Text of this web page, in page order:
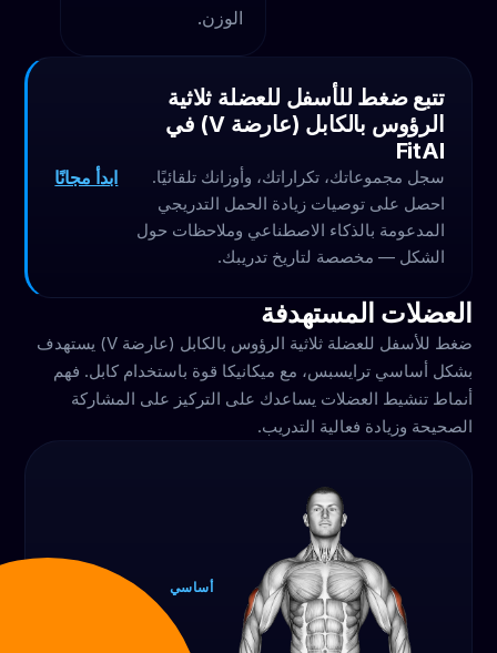
الوزن.
تتبع ضغط للأسفل للعضلة ثلاثية
الرؤوس بالكابل (عارضة V) في
FitAI
سجل مجموعاتك، تكراراتك، وأوزانك تلقائيًا.
احصل على توصيات زيادة الحمل التدريجي
المدعومة بالذكاء الاصطناعي وملاحظات حول
الشكل — مخصصة لتاريخ تدريبك.
ابدأ مجانًا
العضلات المستهدفة
ضغط للأسفل للعضلة ثلاثية الرؤوس بالكابل (عارضة V) يستهدف
بشكل أساسي ترايسبس، مع ميكانيكا قوة باستخدام كابل. فهم
أنماط تنشيط العضلات يساعدك على التركيز على المشاركة
الصحيحة وزيادة فعالية التدريب.
أساسي